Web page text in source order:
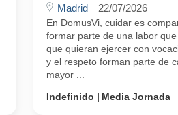
Madrid 22/07/2026
En DomusVi, cuidar es
formar parte de una labor
que quieran ejercer con
y el respeto forman parte de
mayor ...
Indefinido
Media Jornada